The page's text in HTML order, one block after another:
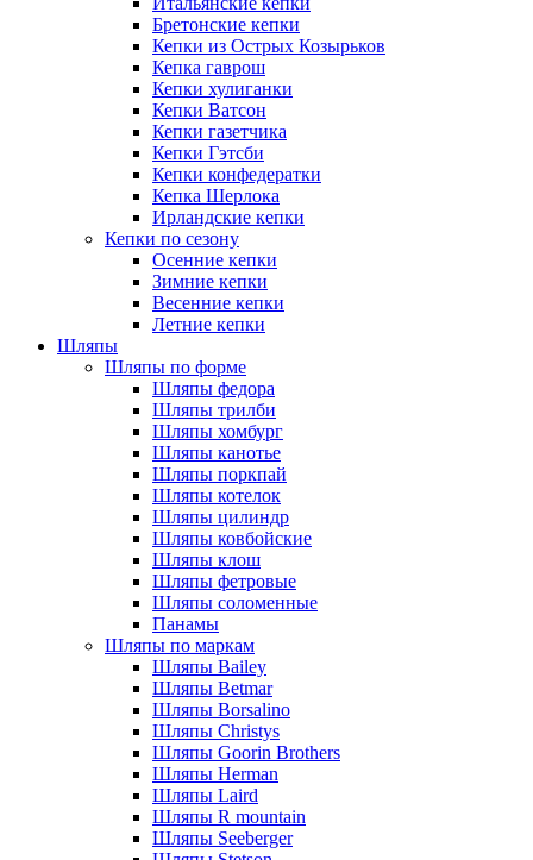
Бретонские кепки
Кепки из Острых Козырьков
Кепка гаврош
Кепки хулиганки
Кепки Ватсон
Кепки газетчика
Кепки Гэтсби
Кепки конфедератки
Кепка Шерлока
Ирландские кепки
Кепки по сезону
Осенние кепки
Зимние кепки
Весенние кепки
Летние кепки
Шляпы
Шляпы по форме
Шляпы федора
Шляпы трилби
Шляпы хомбург
Шляпы канотье
Шляпы поркпай
Шляпы котелок
Шляпы цилиндр
Шляпы ковбойские
Шляпы клош
Шляпы фетровые
Шляпы соломенные
Панамы
Шляпы по маркам
Шляпы Bailey
Шляпы Betmar
Шляпы Borsalino
Шляпы Christys
Шляпы Goorin Brothers
Шляпы Herman
Шляпы Laird
Шляпы R mountain
Шляпы Seeberger